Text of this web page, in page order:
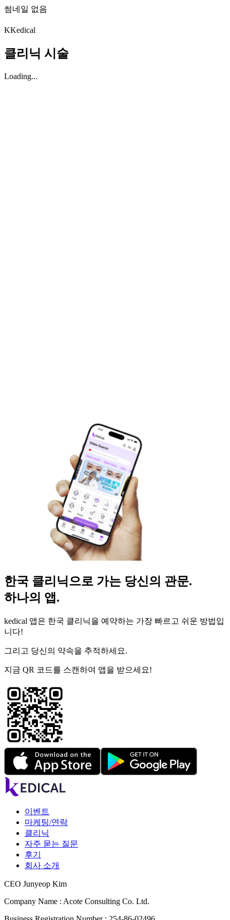
썸네일 없음
KKedical
클리닉 시술
Loading...
한국 클리닉으로 가는 당신의 관문.
하나의 앱.
kedical 앱은 한국 클리닉을 예약하는 가장 빠르고 쉬운 방법입
니다!
그리고 당신의 약속을 추적하세요.
지금 QR 코드를 스캔하여 앱을 받으세요!
이벤트
마케팅/연락
클리닉
자주 묻는 질문
후기
회사 소개
CEO Junyeop Kim
Company Name : Acote Consulting Co. Ltd.